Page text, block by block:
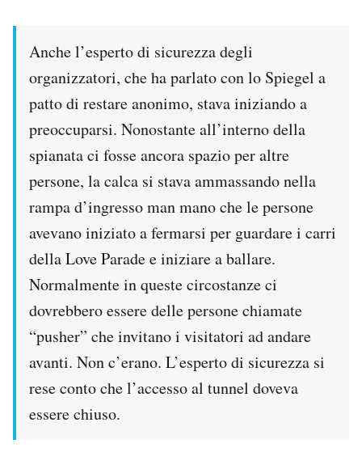
Anche l’esperto di sicurezza degli
organizzatori, che ha parlato con lo Spiegel a
patto di restare anonimo, stava iniziando a
preoccuparsi. Nonostante all’interno della
spianata ci fosse ancora spazio per altre
persone, la calca si stava ammassando nella
rampa d’ingresso man mano che le persone
avevano iniziato a fermarsi per guardare i carri
della Love Parade e iniziare a ballare.
Normalmente in queste circostanze ci
dovrebbero essere delle persone chiamate
“pusher” che invitano i visitatori ad andare
avanti. Non c’erano. L’esperto di sicurezza si
rese conto che l’accesso al tunnel doveva
essere chiuso.